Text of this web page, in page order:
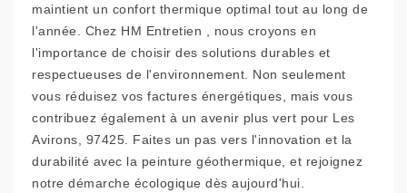
maintient un confort thermique optimal tout au long de
l'année. Chez HM Entretien , nous croyons en
l'importance de choisir des solutions durables et
respectueuses de l'environnement. Non seulement
vous réduisez vos factures énergétiques, mais vous
contribuez également à un avenir plus vert pour Les
Avirons, 97425. Faites un pas vers l'innovation et la
durabilité avec la peinture géothermique, et rejoignez
notre démarche écologique dès aujourd'hui.